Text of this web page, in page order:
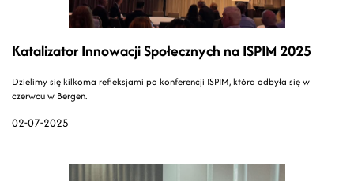
02-07-2025
Katalizator Innowacji Społecznych na ISPIM 2025
Dzielimy się kilkoma refleksjami po konferencji ISPIM, która odbyła się w
czerwcu w Bergen.